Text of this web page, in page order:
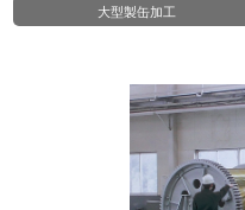
大型製缶加工